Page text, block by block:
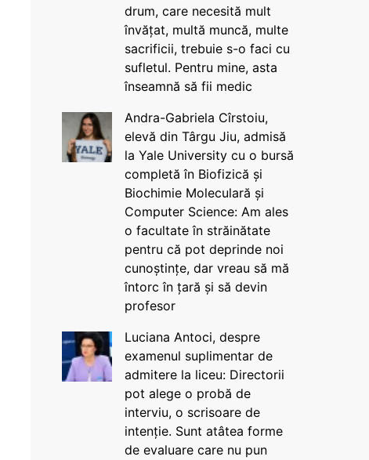
drum, care necesită mult
învățat, multă muncă, multe
sacrificii, trebuie s-o faci cu
sufletul. Pentru mine, asta
înseamnă să fii medic
Andra-Gabriela Cîrstoiu,
elevă din Târgu Jiu, admisă
la Yale University cu o bursă
completă în Biofizică și
Biochimie Moleculară și
Computer Science: Am ales
o facultate în străinătate
pentru că pot deprinde noi
cunoștințe, dar vreau să mă
întorc în țară și să devin
profesor
Luciana Antoci, despre
examenul suplimentar de
admitere la liceu: Directorii
pot alege o probă de
interviu, o scrisoare de
intenție. Sunt atâtea forme
de evaluare care nu pun